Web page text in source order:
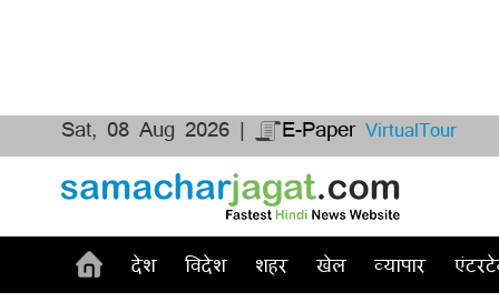
Sat, 08 Aug 2026 | E-Paper VirtualTour
देश विदेश शहर खेल व्यापार